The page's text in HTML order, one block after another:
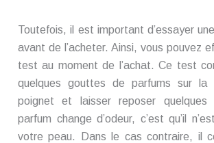
Toutefois, il est important d’essayer
avant de l’acheter. Ainsi, vous pouvez
test au moment de l’achat. Ce test
quelques gouttes de parfums sur la
poignet et laisser reposer
parfum change d’odeur, c’est qu’il
votre peau. Dans le cas contraire, il